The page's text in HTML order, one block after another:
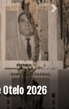
Otelo 2026